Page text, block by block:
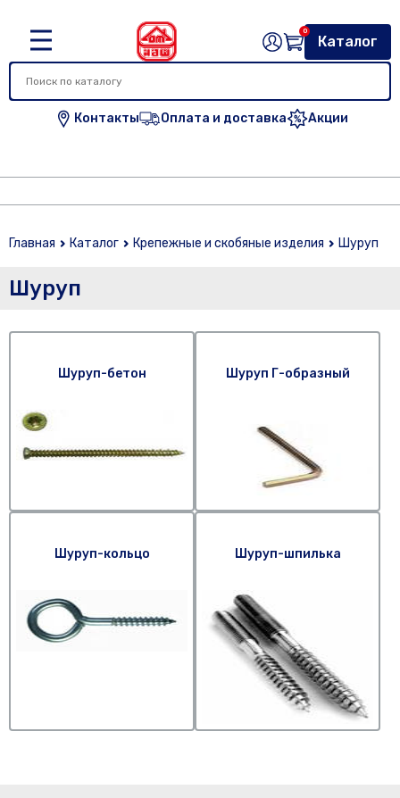
Контакты Оплата и доставка Акции
Каталог
0
Главная Каталог Крепежные и скобяные изделия Шуруп
Шуруп
Шуруп-бетон Шуруп Г-образный
Шуруп-кольцо Шуруп-шпилька